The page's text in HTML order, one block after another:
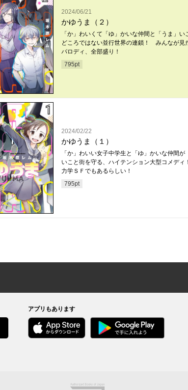
2024/06/21
かゆうま（２）
「か」わいくて「ゆ」かいな仲間と「うま」い
どころではない並行世界の連鎖！ みんなが見
パロディ、全部盛り！
795pt
2024/02/22
かゆうま（１）
「か」わいい女子中学生と「ゆ」かいな仲間が
いこと街を守る、ハイテンション大型コメデ
力学ＳＦでもあるらしい！
795pt
アプリもあります